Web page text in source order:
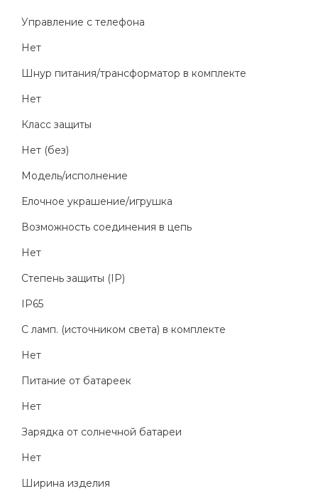
Управление с телефона
Нет
Шнур питания/трансформатор в комплекте
Нет
Класс защиты
Нет (без)
Модель/исполнение
Елочное украшение/игрушка
Возможность соединения в цепь
Нет
Степень защиты (IP)
IP65
С ламп. (источником света) в комплекте
Нет
Питание от батареек
Нет
Зарядка от солнечной батареи
Нет
Ширина изделия